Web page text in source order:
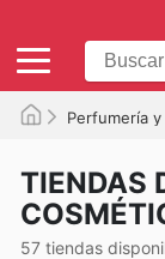
Perfumería
TIENDAS
57 tiendas